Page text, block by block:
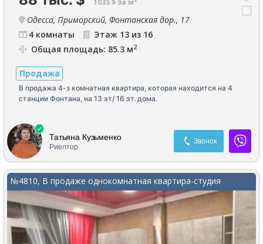
1035 $ за м²
Одесса, Приморский, Фонтанская дор., 17
4 комнаты
Этаж 13 из 16
Общая площадь: 85.3 м2
Продажа
В продажа 4-з комнатная квартира, которая находится на 4
станции Фонтана, на 13 эт/ 16 эт. дома.
Татьяна Кузьменко
Риелтор
Звонок
№4810, В продаже однокомнатная квартира-студия